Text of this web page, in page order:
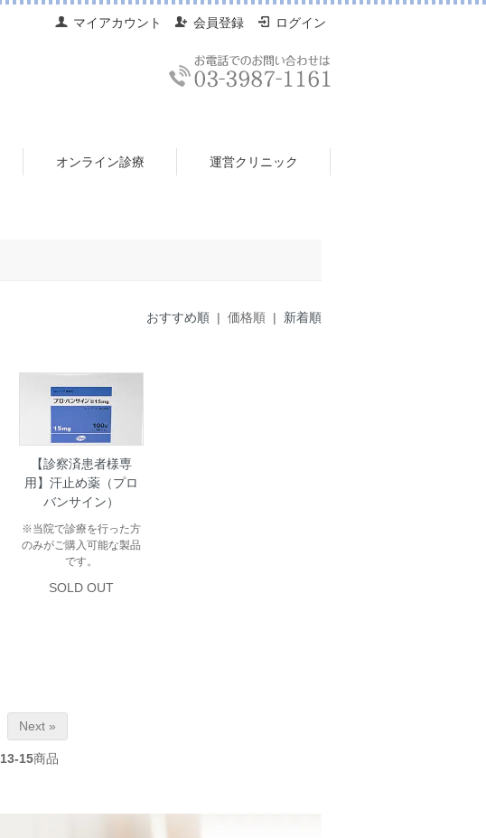
マイアカウント 会員登録 ログイン
オンライン診療 運営クリニック
おすすめ順 | 価格順 | 新着順
【診察済患者様専
用】汗止め薬（プロ
バンサイン）
※当院で診療を行った方
のみがご購入可能な製品
です。
SOLD OUT
Next »
13-15商品